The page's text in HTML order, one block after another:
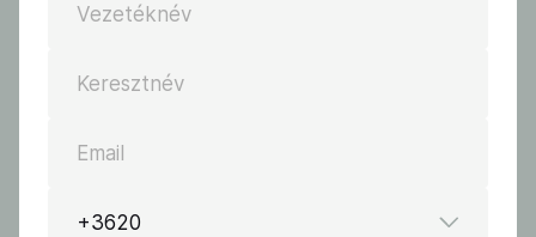
Vezetéknév
Keresztnév
Email
+3620